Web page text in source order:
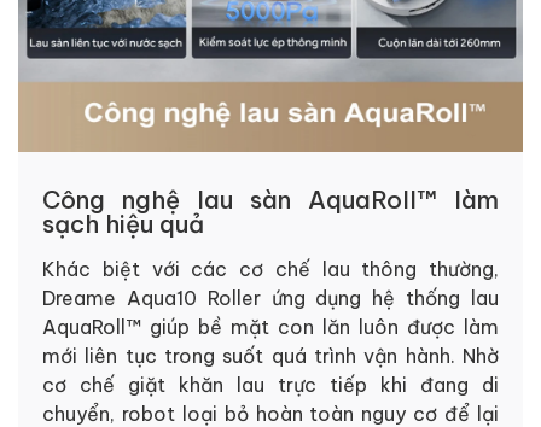
Công nghệ lau sàn AquaRoll™ làm
sạch hiệu quả
Khác biệt với các cơ chế lau thông thường,
Dreame Aqua10 Roller ứng dụng hệ thống lau
AquaRoll™ giúp bề mặt con lăn luôn được làm
mới liên tục trong suốt quá trình vận hành. Nhờ
cơ chế giặt khăn lau trực tiếp khi đang di
chuyển, robot loại bỏ hoàn toàn nguy cơ để lại